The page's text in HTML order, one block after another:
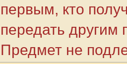
первым, кто
передать другим
Предмет не